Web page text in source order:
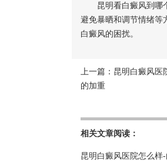
昆明看白癜风到哪个
避免暴晒和调节情绪等
白癜风的困扰。
上一篇： 昆明白癜风医
的加重
相关文章阅读：
昆明白癜风医院怎么样